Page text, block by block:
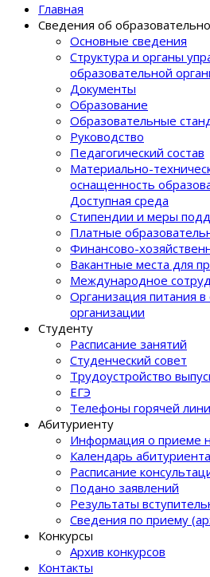
Главная
Сведения об
Основные сведения
Структура и органы
образовательной
Документы
Образование
Образовательные
Руководство
Педагогический состав
Материально-
оснащенность
Доступная среда
Стипендии и меры
Платные
Финансово-
Вакантные места для
Международное
Организация питания
организации
Студенту
Расписание занятий
Студенческий совет
Трудоустройство
ЕГЭ
Телефоны горячей
Абитуриенту
Информация о приеме
Календарь абитуриента
Расписание
Подано заявлений
Результаты
Сведения по приему
Конкурсы
Архив конкурсов
Контакты